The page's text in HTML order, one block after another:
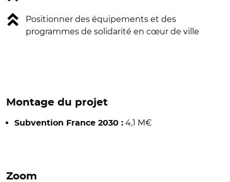
Positionner des équipements et des
programmes de solidarité en cœur de ville
Montage du projet
Subvention France 2030 : 4,1 M€
Zoom